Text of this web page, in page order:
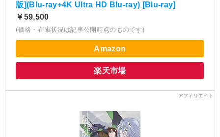
版](Blu-ray+4K Ultra HD Blu-ray) [Blu-ray]
￥59,500
(価格・在庫状況は記事公開時点のものです)
Amazon
楽天市場